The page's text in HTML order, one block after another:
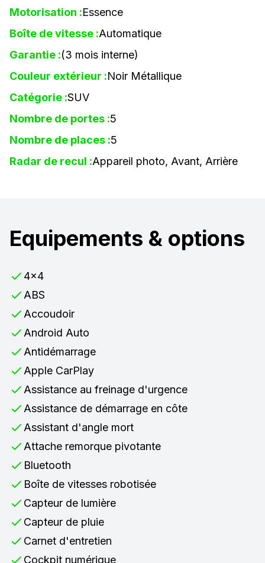
Motorisation :Essence
Boîte de vitesse :Automatique
Garantie :(3 mois interne)
Couleur extérieur :Noir Métallique
Catégorie :SUV
Nombre de portes :5
Nombre de places :5
Radar de recul :Appareil photo, Avant, Arrière
Equipements & options
4x4
ABS
Accoudoir
Android Auto
Antidémarrage
Apple CarPlay
Assistance au freinage d'urgence
Assistance de démarrage en côte
Assistant d'angle mort
Attache remorque pivotante
Bluetooth
Boîte de vitesses robotisée
Capteur de lumière
Capteur de pluie
Carnet d'entretien
Cockpit numérique